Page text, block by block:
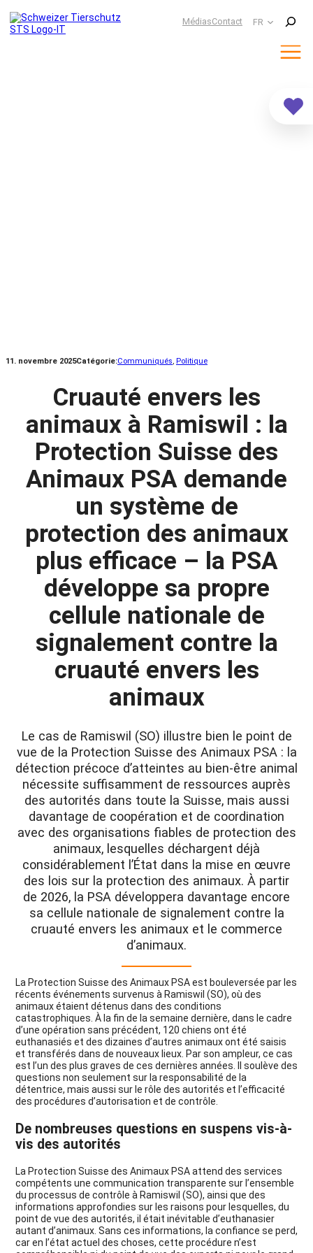
MédiasContact FR
Suchen
11. novembre 2025Catégorie:Communiqués, Politique
Cruauté envers les
animaux à Ramiswil : la
Protection Suisse des
Animaux PSA demande
un système de
protection des animaux
plus efficace – la PSA
développe sa propre
cellule nationale de
signalement contre la
cruauté envers les
animaux
Le cas de Ramiswil (SO) illustre bien le point de
vue de la Protection Suisse des Animaux PSA : la
détection précoce d’atteintes au bien-être animal
nécessite suffisamment de ressources auprès
des autorités dans toute la Suisse, mais aussi
davantage de coopération et de coordination
avec des organisations fiables de protection des
animaux, lesquelles déchargent déjà
considérablement l’État dans la mise en œuvre
des lois sur la protection des animaux. À partir
de 2026, la PSA développera davantage encore
sa cellule nationale de signalement contre la
cruauté envers les animaux et le commerce
d’animaux.
La Protection Suisse des Animaux PSA est bouleversée par les
récents événements survenus à Ramiswil (SO), où des
animaux étaient détenus dans des conditions
catastrophiques. À la fin de la semaine dernière, dans le cadre
d’une opération sans précédent, 120 chiens ont été
euthanasiés et des dizaines d’autres animaux ont été saisis
et transférés dans de nouveaux lieux. Par son ampleur, ce cas
est l’un des plus graves de ces dernières années. Il soulève des
questions non seulement sur la responsabilité de la
détentrice, mais aussi sur le rôle des autorités et l’efficacité
des procédures d’autorisation et de contrôle.
De nombreuses questions en suspens vis-à-
vis des autorités
La Protection Suisse des Animaux PSA attend des services
compétents une communication transparente sur l’ensemble
du processus de contrôle à Ramiswil (SO), ainsi que des
informations approfondies sur les raisons pour lesquelles, du
point de vue des autorités, il était inévitable d’euthanasier
autant d’animaux. Sans ces informations, la confiance se perd,
car en l’état actuel des choses, cette procédure n’est